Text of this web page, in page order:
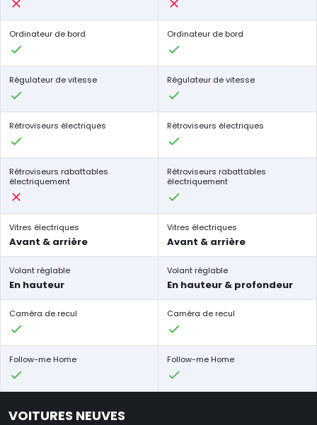
Ordinateur de bord Ordinateur de bord
Régulateur de vitesse Régulateur de vitesse
Rétroviseurs électriques Rétroviseurs électriques
Rétroviseurs rabattables
électriquement
Rétroviseurs rabattables
électriquement
Vitres électriques
Avant & arrière
Vitres électriques
Avant & arrière
Volant réglable
En hauteur
Volant réglable
En hauteur & profondeur
Caméra de recul Caméra de recul
Follow-me Home Follow-me Home
VOITURES NEUVES